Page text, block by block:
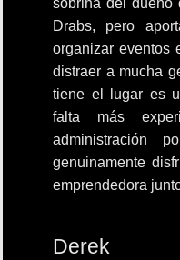
sobrina del dueño
Drabs, pero
organizar eventos
distraer a mucha
tiene el lugar es
falta más
administración
genuinamente
emprendedora
Derek